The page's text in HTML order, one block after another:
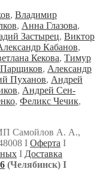
, Владимир
, Анна Глазова,
Застырец, Виктор
Кабанов,
Кекова, Тимур
, Александр
Пуханов, Андрей
, Андрей Сен-
, Феликс Чечик,
Самойлов А. А.,
Ι Оферта Ι
Ι Доставка
(Челябинск) Ι